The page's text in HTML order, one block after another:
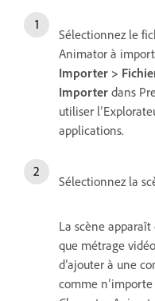
Sélectionnez le
Animator à
Importer >
Importer dans
utiliser
applications.
Sélectionnez la
La scène
que métrage
d’ajouter à une
comme